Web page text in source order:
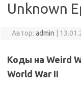
Unknown
Автор: admin
Коды на Weird
World War II